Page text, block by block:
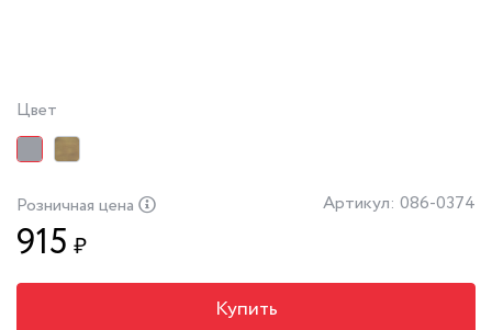
Цвет
Розничная цена
915 ₽
Артикул: 086-0374
Купить